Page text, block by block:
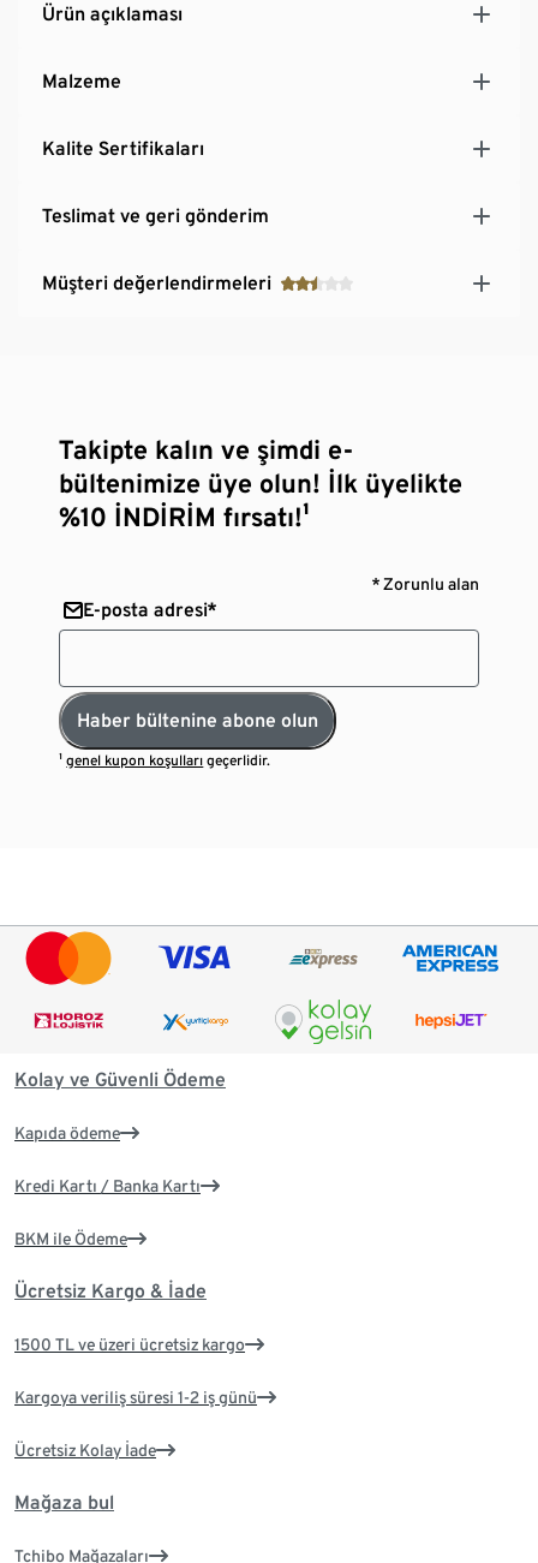
Ürün açıklaması
Malzeme
Kalite Sertifikaları
Teslimat ve geri gönderim
Müşteri değerlendirmeleri
Takipte kalın ve şimdi e-
bültenimize üye olun! İlk üyelikte
%10 İNDİRİM fırsatı!¹
* Zorunlu alan
E-posta adresi*
Haber bültenine abone olun
¹genel kupon koşulları geçerlidir.
Kolay ve Güvenli Ödeme
Kapıda ödeme
Kredi Kartı / Banka Kartı
BKM ile Ödeme
Ücretsiz Kargo & İade
1500 TL ve üzeri ücretsiz kargo
Kargoya veriliş süresi 1-2 iş günü
Ücretsiz Kolay İade
Mağaza bul
Tchibo Mağazaları